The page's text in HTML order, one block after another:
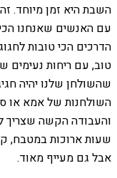
השבת היא זמן מיוחד.
עם האנשים שאנחנו
הדרכים הכי טובות
טוב, עם ריחות נעימים
שהשולחן שלנו יהיה
השולחנות של אמא או
והעבודה הקשה שצריך
שעות ארוכות במטבח,
אבל גם מעייף מאוד.